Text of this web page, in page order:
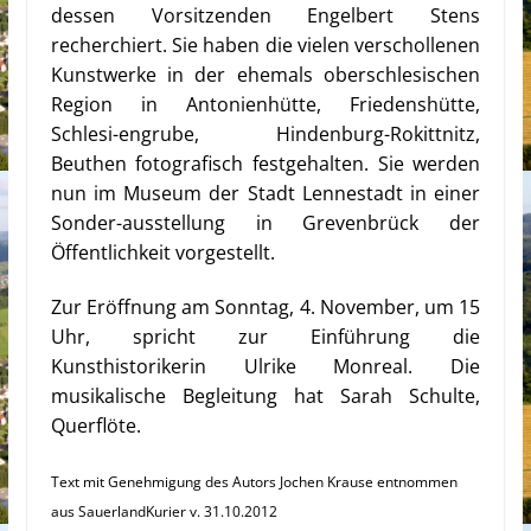
dessen Vorsitzenden Engelbert Stens
recherchiert. Sie haben die vielen verschollenen
Kunstwerke in der ehemals oberschlesischen
Region in Antonienhütte, Friedenshütte,
Schlesi-engrube, Hindenburg-Rokittnitz,
Beuthen fotografisch festgehalten. Sie werden
nun im Museum der Stadt Lennestadt in einer
Sonder-ausstellung in Grevenbrück der
Öffentlichkeit vorgestellt.
Zur Eröffnung am Sonntag, 4. November, um 15
Uhr, spricht zur Einführung die
Kunsthistorikerin Ulrike Monreal. Die
musikalische Begleitung hat Sarah Schulte,
Querflöte.
Text mit Genehmigung des Autors Jochen Krause entnommen
aus SauerlandKurier v. 31.10.2012